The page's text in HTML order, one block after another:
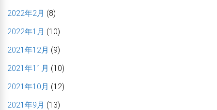
2022年2月 (8)
2022年1月 (10)
2021年12月 (9)
2021年11月 (10)
2021年10月 (12)
2021年9月 (13)